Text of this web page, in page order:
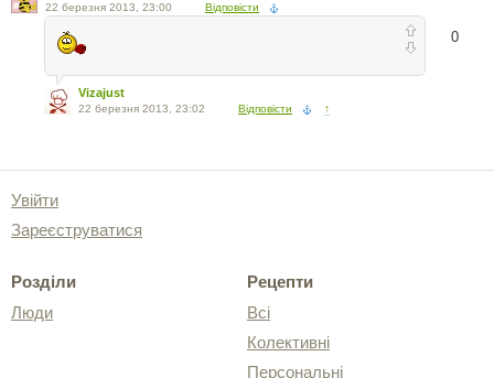
22 березня 2013, 23:00 Відповісти
0
Vizajust
22 березня 2013, 23:02 Відповісти ↑
Увійти
Зареєструватися
Розділи
Люди
Рецепти
Всі
Колективні
Персональні